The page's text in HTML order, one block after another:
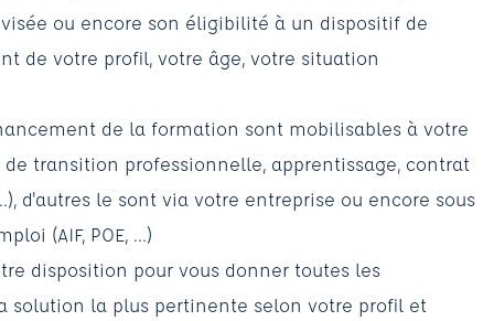
ou encore son éligibilité à un dispositif de
de votre profil, votre âge, votre situation
de la formation sont mobilisables à votre
de transition professionnelle, apprentissage, contrat
d'autres le sont via votre entreprise ou encore sous
(AIF, POE, ...)
disposition pour vous donner toutes les
solution la plus pertinente selon votre profil et